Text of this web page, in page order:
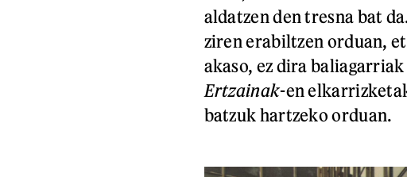
aldatzen den tresna bat
ziren erabiltzen orduan,
akaso, ez dira
Ertzainak-en
batzuk hartzeko orduan.